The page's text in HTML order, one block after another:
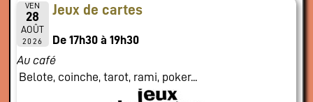
VEN
28
AOÛT
2026
Jeux de cartes
De 17h30 à 19h30
Au café
Belote, coinche, tarot, rami, poker...